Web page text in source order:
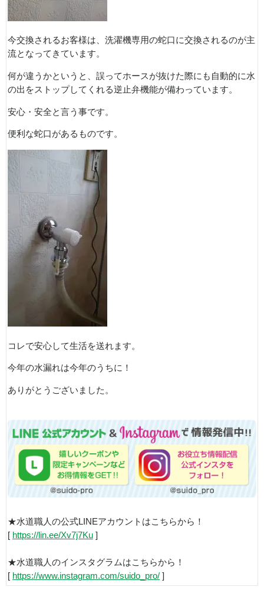
今交換されるお客様は、洗濯機専用の蛇口に交換されるのが主
流となってきています。
何が違うかというと、誤ってホースが抜けた際にも自動的に水
の出をストップしてくれる逆止弁機能が備わっています。
安心・安全と言う事です。
便利な蛇口があるものです。
コレで安心して生活を送れます。
今年の水漏れは今年のうちに！
ありがとうございました。
★水道職人の公式LINEアカウントはこちらから！
[ https://lin.ee/Xv7j7Ku ]
★水道職人のインスタグラムはこちらから！
[ https://www.instagram.com/suido_pro/ ]